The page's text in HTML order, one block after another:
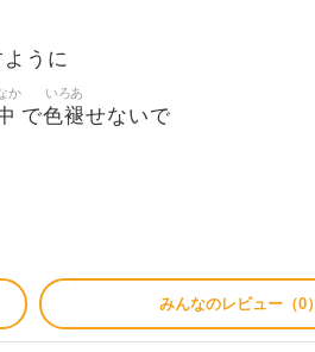
ように
か
で色褪
いろあ
せないで
みんなのレビュー（0）